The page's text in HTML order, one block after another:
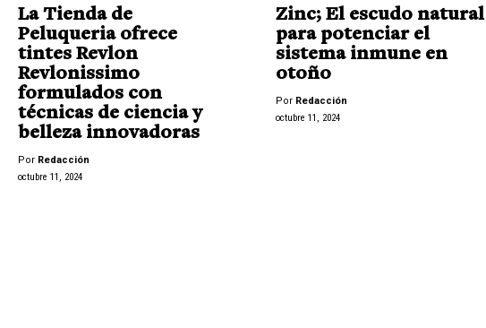
La Tienda de
Peluqueria ofrece
tintes Revlon
Revlonissimo
formulados con
técnicas de ciencia y
belleza innovadoras
Por Redacción
octubre 11, 2024
Zinc; El escudo natural
para potenciar el
sistema inmune en
otoño
Por Redacción
octubre 11, 2024